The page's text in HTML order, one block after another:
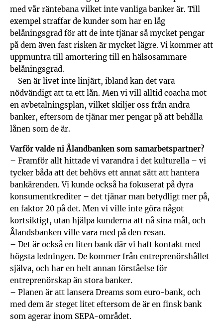
med vår räntebana vilket inte vanliga banker är. Till
exempel straffar de kunder som har en låg
belåningsgrad för att de inte tjänar så mycket pengar
på dem även fast risken är mycket lägre. Vi kommer att
uppmuntra till amortering till en hälsosammare
belåningsgrad.
– Sen är livet inte linjärt, ibland kan det vara
nödvändigt att ta ett lån. Men vi vill alltid coacha mot
en avbetalningsplan, vilket skiljer oss från andra
banker, eftersom de tjänar mer pengar på att behålla
lånen som de är.
Varför valde ni Ålandbanken som samarbetspartner?
– Framför allt hittade vi varandra i det kulturella – vi
tycker båda att det behövs ett annat sätt att hantera
bankärenden. Vi kunde också ha fokuserat på dyra
konsumentkrediter – det tjänar man betydligt mer på,
en faktor 20 på det. Men vi ville inte göra något
kortsiktigt, utan hjälpa kunderna att nå sina mål, och
Ålandsbanken ville vara med på den resan.
– Det är också en liten bank där vi haft kontakt med
högsta ledningen. De kommer från entreprenörshållet
själva, och har en helt annan förståelse för
entreprenörskap än stora banker.
– Planen är att lansera Dreams som euro-bank, och
med dem är steget litet eftersom de är en finsk bank
som agerar inom SEPA-området.